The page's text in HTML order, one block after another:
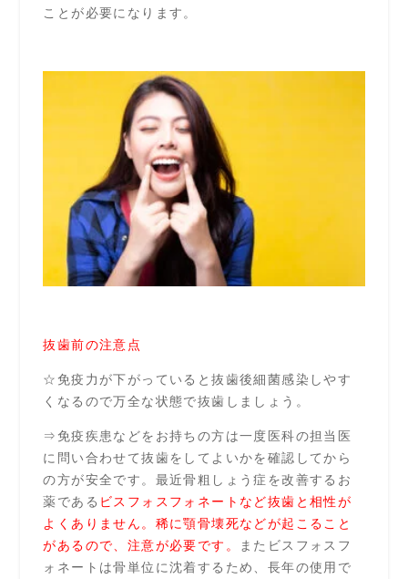
ことが必要になります。
抜歯前の注意点
☆免疫力が下がっていると抜歯後細菌感染しやす
くなるので万全な状態で抜歯しましょう。
⇒免疫疾患などをお持ちの方は一度医科の担当医
に問い合わせて抜歯をしてよいかを確認してから
の方が安全です。最近骨粗しょう症を改善するお
薬である ビスフォスフォネートなど抜歯と相性が
よくありません。稀に顎骨壊死などが起こること
があるので、注意が必要です。
またビスフォスフ
ォネートは骨単位に沈着するため、長年の使用で